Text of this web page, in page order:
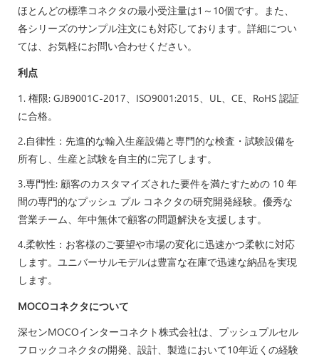
ほとんどの標準コネクタの最小受注量は1～10個です。また、
各シリーズのサンプル注文にも対応しております。詳細につい
ては、お気軽にお問い合わせください。
利点
1. 権限: GJB9001C-2017、ISO9001:2015、UL、CE、RoHS 認証
に合格。
2.自律性：先進的な輸入生産設備と専門的な検査・試験設備を
所有し、生産と試験を自主的に完了します。
3.専門性: 顧客のカスタマイズされた要件を満たすための 10 年
間の専門的なプッシュ プル コネクタの研究開発経験。優秀な
営業チーム、年中無休で顧客の問題解決を支援します。
4.柔軟性：お客様のご要望や市場の変化に迅速かつ柔軟に対応
します。ユニバーサルモデルは豊富な在庫で迅速な納品を実現
します。
MOCOコネクタについて
深センMOCOインターコネクト株式会社は、プッシュプルセル
フロックコネクタの開発、設計、製造において10年近くの経験